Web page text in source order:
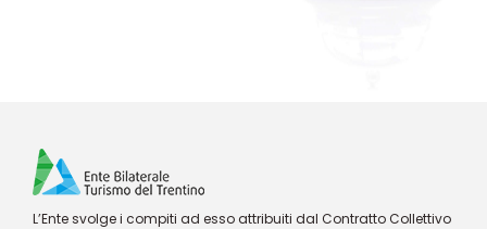
L’Ente svolge i compiti ad esso attribuiti dal Contratto Collettivo